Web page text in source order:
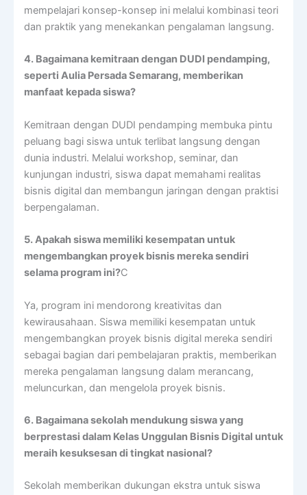
mempelajari konsep-konsep ini melalui kombinasi teori
dan praktik yang menekankan pengalaman langsung.
4. Bagaimana kemitraan dengan DUDI pendamping,
seperti Aulia Persada Semarang, memberikan
manfaat kepada siswa?
Kemitraan dengan DUDI pendamping membuka pintu
peluang bagi siswa untuk terlibat langsung dengan
dunia industri. Melalui workshop, seminar, dan
kunjungan industri, siswa dapat memahami realitas
bisnis digital dan membangun jaringan dengan praktisi
berpengalaman.
5. Apakah siswa memiliki kesempatan untuk
mengembangkan proyek bisnis mereka sendiri
selama program ini?C
Ya, program ini mendorong kreativitas dan
kewirausahaan. Siswa memiliki kesempatan untuk
mengembangkan proyek bisnis digital mereka sendiri
sebagai bagian dari pembelajaran praktis, memberikan
mereka pengalaman langsung dalam merancang,
meluncurkan, dan mengelola proyek bisnis.
6. Bagaimana sekolah mendukung siswa yang
berprestasi dalam Kelas Unggulan Bisnis Digital untuk
meraih kesuksesan di tingkat nasional?
Sekolah memberikan dukungan ekstra untuk siswa